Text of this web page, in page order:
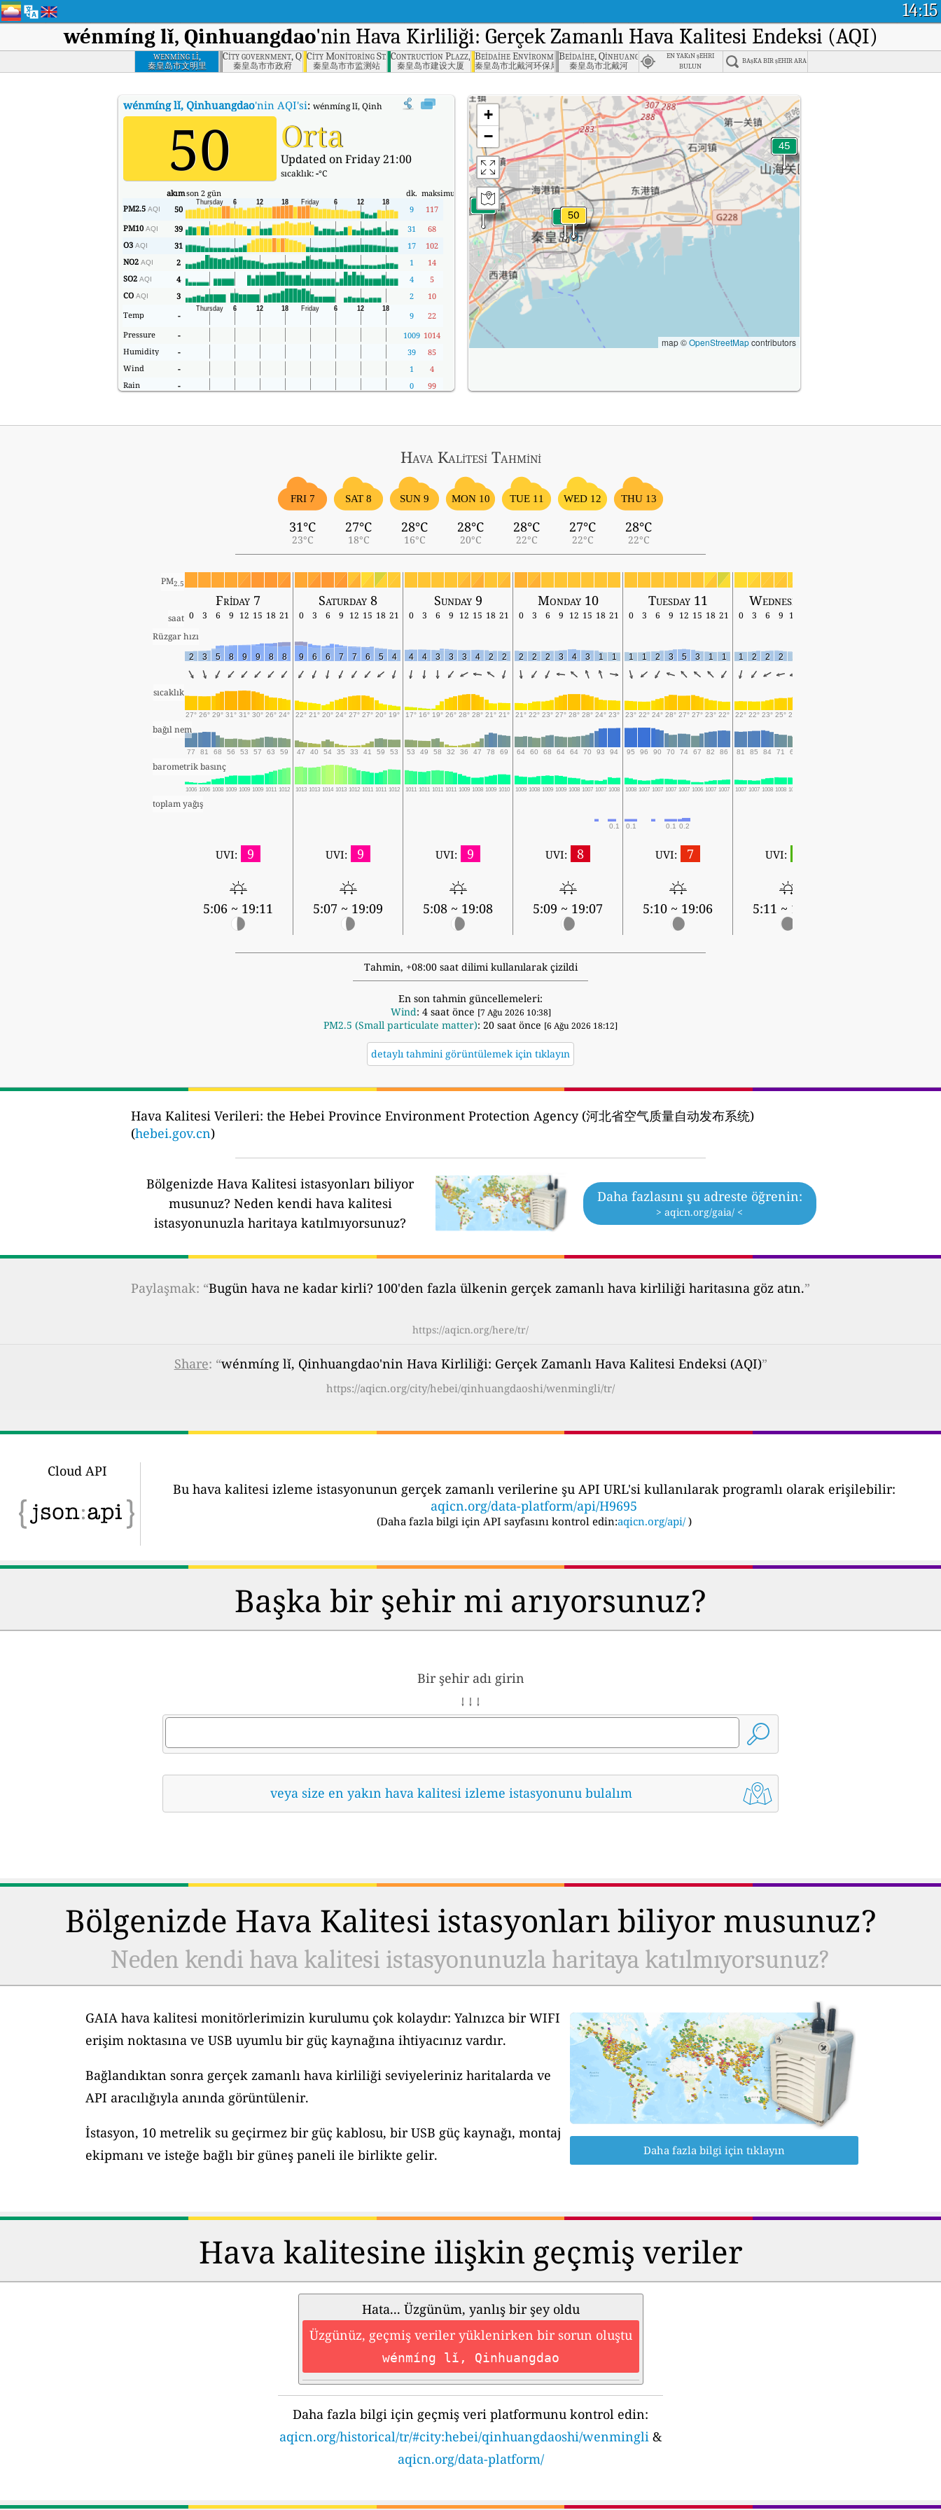
14:15
wénmíng lǐ, Qinhuangdao'nin Hava Kirliliği: Gerçek Zamanlı Hava Kalitesi Endeksi (AQI)
wenming lǐ,
Qinhuangdao
秦皇岛市文明里
City government, Qinhuangdao
秦皇岛市市政府
City Monitoring Station, Qinhuangdao
秦皇岛市市监测站
Contruction Plazz, Qinhuangdao
秦皇岛市建设大厦
Beidaihe Environmental Protection Bureau, Qinhuangdao
秦皇岛市北戴河环保局
Beidaihe, Qinhuangdao
秦皇岛市北戴河
EN YAKıN şEHRI
BULUN
BAşKA BIR şEHIR ARA
wénmíng lǐ, Qinhuangdao'nin AQI'si: wénmíng lǐ, Qinhuangdao'nin Gerçek Zamanlı Hava Kalitesi Endeksi (AQI).
50 Orta
Updated on Friday 21:00
sıcaklık:-°C
akımson 2 gün dk. maksimum
PM2.5 AQI 50 9
117
PM10 AQI 39 31
68
O3 AQI 31 17
102
NO2 AQI 2 1
14
SO2 AQI 4 4
5
CO AQI 3 2
10
Temp
- 9
22
Pressure
- 1009 1014
Humidity
- 39
85
Wind
- 1
4
Rain
- 0 99
+
−
map ©OpenStreetMapcontributors
Hava Kalitesi Tahmini
FRI 7
31°C
23°C
SAT 8
27°C
18°C
SUN 9
28°C
16°C
MON 10
28°C
20°C
TUE 11
28°C
22°C
WED 12
27°C
22°C
THU 13
28°C
22°C
PM2.5
Friday 7 Saturday 8 Sunday 9 Monday 10 Tuesday 11 Wednesday 12
saat 0 3 6 9 12 15 18 21 0 3 6 9 12 15 18 21 0 3 6 9 12 15 18 21 0 3 6 9 12 15 18 21 0 3 6 9 12 15 18 21 0 3 6 9 12
Rüzgar hızı
2 3 5 8 9 9 8 8 9 6 6 7 7 6 5 4 4 4 3 3 3 4 2 2 2 2 2 3 4 3 1 1 1 1 2 3 5 3 1 1 1 2 2 2
sıcaklık
27° 26° 29° 31° 31° 30° 26° 24° 22° 21° 20° 24° 27° 27° 20° 19° 17° 16° 19° 26° 28° 28° 21° 21° 21° 22° 23° 27° 28° 28° 24° 23° 23° 22° 24° 28° 27° 27° 23° 22° 22° 22° 23° 25° 26°
bağıl nem
77 81 68 56 53 57 63 59 47 40 54 35 33 41 59 53 53 49 58 32 36 47 78 69 64 60 68 64 64 70 93 94 95 96 90 70 74 67 82 86 81 85 84 71 64
barometrik basınç
1006 1006 1008 1009 1009 1009 1011 1012 1013 1013 1014 1013 1012 1011 1011 1012 1011 1011 1011 1011 1009 1008 1009 1010 1009 1008 1009 1009 1008 1007 1007 1008 1008 1007 1007 1007 1007 1006 1007 1007 1007 1007 1008 1008 1008
toplam yağış
0.1 0.1 0.1 0.2
UVI: 9
5:06 ~ 19:11
UVI: 9
5:07 ~ 19:09
UVI: 9
5:08 ~ 19:08
UVI: 8
5:09 ~ 19:07
UVI: 7
5:10 ~ 19:06
UVI:
5:11 ~ 19:05
Tahmin, +08:00 saat dilimi kullanılarak çizildi
En son tahmin güncellemeleri:
Wind: 4 saat önce [7 Ağu 2026 10:38]
PM2.5 (Small particulate matter): 20 saat önce [6 Ağu 2026 18:12]
detaylı tahmini görüntülemek için tıklayın
Hava Kalitesi Verileri: the Hebei Province Environment Protection Agency (河北省空气质量自动发布系统)
(hebei.gov.cn)
Bölgenizde Hava Kalitesi istasyonları biliyor
musunuz? Neden kendi hava kalitesi
istasyonunuzla haritaya katılmıyorsunuz?
Daha fazlasını şu adreste öğrenin:
> aqicn.org/gaia/ <
Paylaşmak: “Bugün hava ne kadar kirli? 100'den fazla ülkenin gerçek zamanlı hava kirliliği haritasına göz atın.”
https://aqicn.org/here/tr/
Share: “wénmíng lǐ, Qinhuangdao'nin Hava Kirliliği: Gerçek Zamanlı Hava Kalitesi Endeksi (AQI)”
https://aqicn.org/city/hebei/qinhuangdaoshi/wenmingli/tr/
Cloud API
Bu hava kalitesi izleme istasyonunun gerçek zamanlı verilerine şu API URL'si kullanılarak programlı olarak erişilebilir:
aqicn.org/data-platform/api/H9695
(Daha fazla bilgi için API sayfasını kontrol edin:aqicn.org/api/ )
Başka bir şehir mi arıyorsunuz?
Bir şehir adı girin
↓ ↓ ↓
veya size en yakın hava kalitesi izleme istasyonunu bulalım
Bölgenizde Hava Kalitesi istasyonları biliyor musunuz?
Neden kendi hava kalitesi istasyonunuzla haritaya katılmıyorsunuz?
GAIA hava kalitesi monitörlerimizin kurulumu çok kolaydır: Yalnızca bir WIFI
erişim noktasına ve USB uyumlu bir güç kaynağına ihtiyacınız vardır.
Bağlandıktan sonra gerçek zamanlı hava kirliliği seviyeleriniz haritalarda ve
API aracılığıyla anında görüntülenir.
İstasyon, 10 metrelik su geçirmez bir güç kablosu, bir USB güç kaynağı, montaj
ekipmanı ve isteğe bağlı bir güneş paneli ile birlikte gelir.
Daha fazla bilgi için tıklayın
Hava kalitesine ilişkin geçmiş veriler
Hata... Üzgünüm, yanlış bir şey oldu
Üzgünüz, geçmiş veriler yüklenirken bir sorun oluştu
wénmíng lǐ, Qinhuangdao
Daha fazla bilgi için geçmiş veri platformunu kontrol edin:
aqicn.org/historical/tr/#city:hebei/qinhuangdaoshi/wenmingli &
aqicn.org/data-platform/